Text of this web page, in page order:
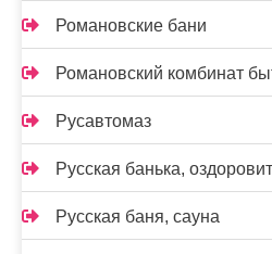
Романовские бани
Романовский комбинат
Русавтомаз
Русская банька,
Русская баня, сауна